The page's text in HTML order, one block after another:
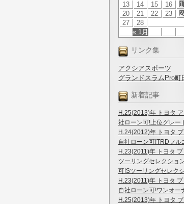
« 1月
13
14 15 16
20
21 22 23
27
28
リンク集
アクシアスポーツ
グランドスラムPro町
新着記事
H.25(2013)年 トヨタ
社ローン可!上位グレー
H.24(2012)年 トヨタ
自社ローン可!TRDフル
H.23(2011)年 トヨタ
ツーリングセレクショ
可!Sツーリングセレク
H.23(2011)年 トヨタ
自社ローン可!ワンオー
H.25(2013)年 トヨタ